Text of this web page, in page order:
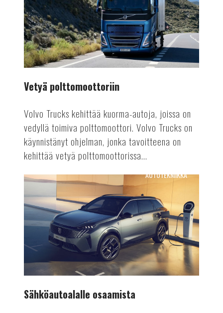
Vetyä polttomoottoriin
Volvo Trucks kehittää kuorma-autoja, joissa on
vedyllä toimiva polttomoottori. Volvo Trucks on
käynnistänyt ohjelman, jonka tavoitteena on
kehittää vetyä polttomoottorissa...
Sähköautoalalle
osaamista
AUTOTEKNIIKKA
Sähköautoalalle osaamista